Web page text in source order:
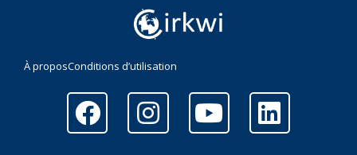
À proposConditions d’utilisation